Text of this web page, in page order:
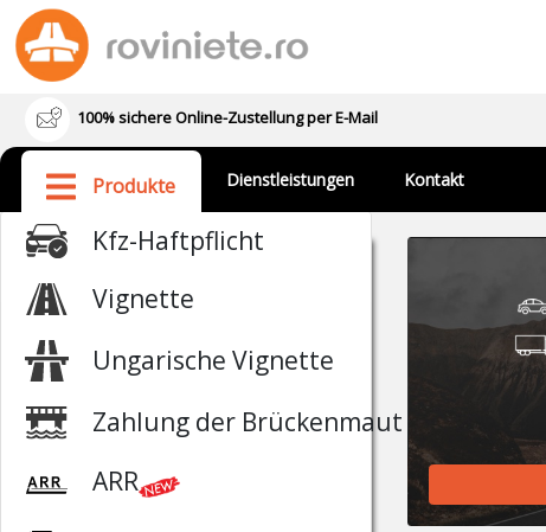
100% sichere Online-Zustellung per E-Mail
Produkte Dienstleistungen Kontakt
Kfz-Haftpflicht
Vignette
Ungarische Vignette
Zahlung der Brückenmaut
ARR